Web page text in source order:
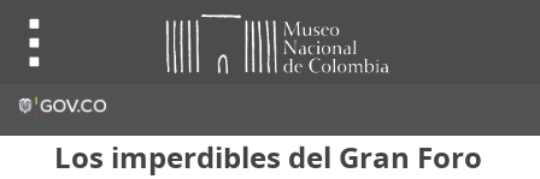
Los imperdibles del Gran Foro